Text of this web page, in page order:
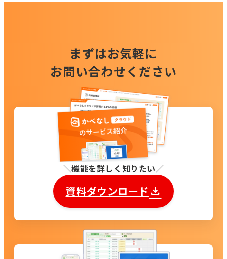
まずはお気軽に
お問い合わせください
機能を詳しく知りたい
資料ダウンロード